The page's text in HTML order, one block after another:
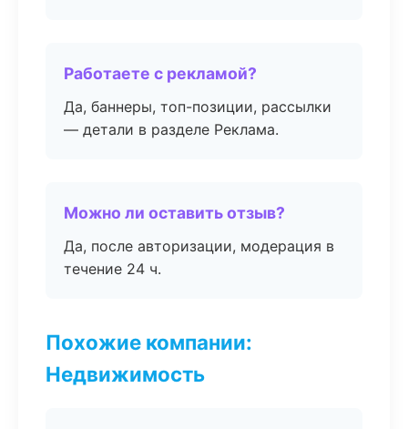
Работаете с рекламой?
Да, баннеры, топ-позиции, рассылки
— детали в разделе Реклама.
Можно ли оставить отзыв?
Да, после авторизации, модерация в
течение 24 ч.
Похожие компании:
Недвижимость